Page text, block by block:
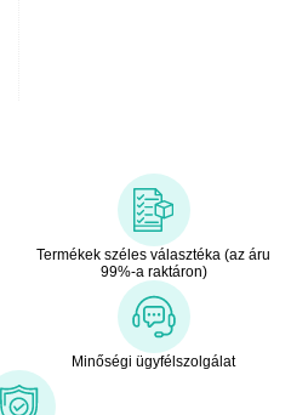
Termékek széles választéka (az áru
99%-a raktáron)
Minőségi ügyfélszolgálat